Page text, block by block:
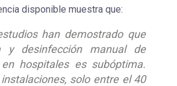
disponible muestra que:
han demostrado que
y desinfección manual de
hospitales es subóptima.
solo entre el 40